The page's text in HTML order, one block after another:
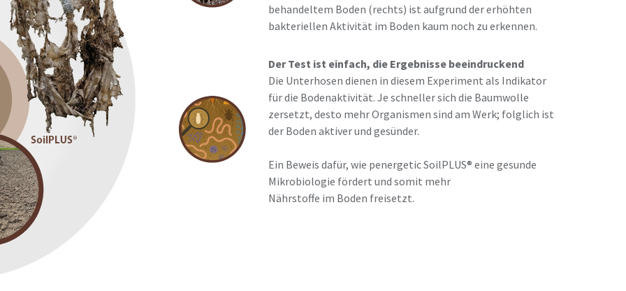
behandeltem Boden (rechts) ist aufgrund der erhöhten
bakteriellen Aktivität im Boden kaum noch zu erkennen.
Der Test ist einfach, die Ergebnisse beeindruckend
Die Unterhosen dienen in diesem Experiment als Indikator
für die Bodenaktivität. Je schneller sich die Baumwolle
zersetzt, desto mehr Organismen sind am Werk; folglich ist
der Boden aktiver und gesünder.
Ein Beweis dafür, wie penergetic SoilPLUS® eine gesunde
Mikrobiologie fördert und somit mehr
Nährstoffe im Boden freisetzt.